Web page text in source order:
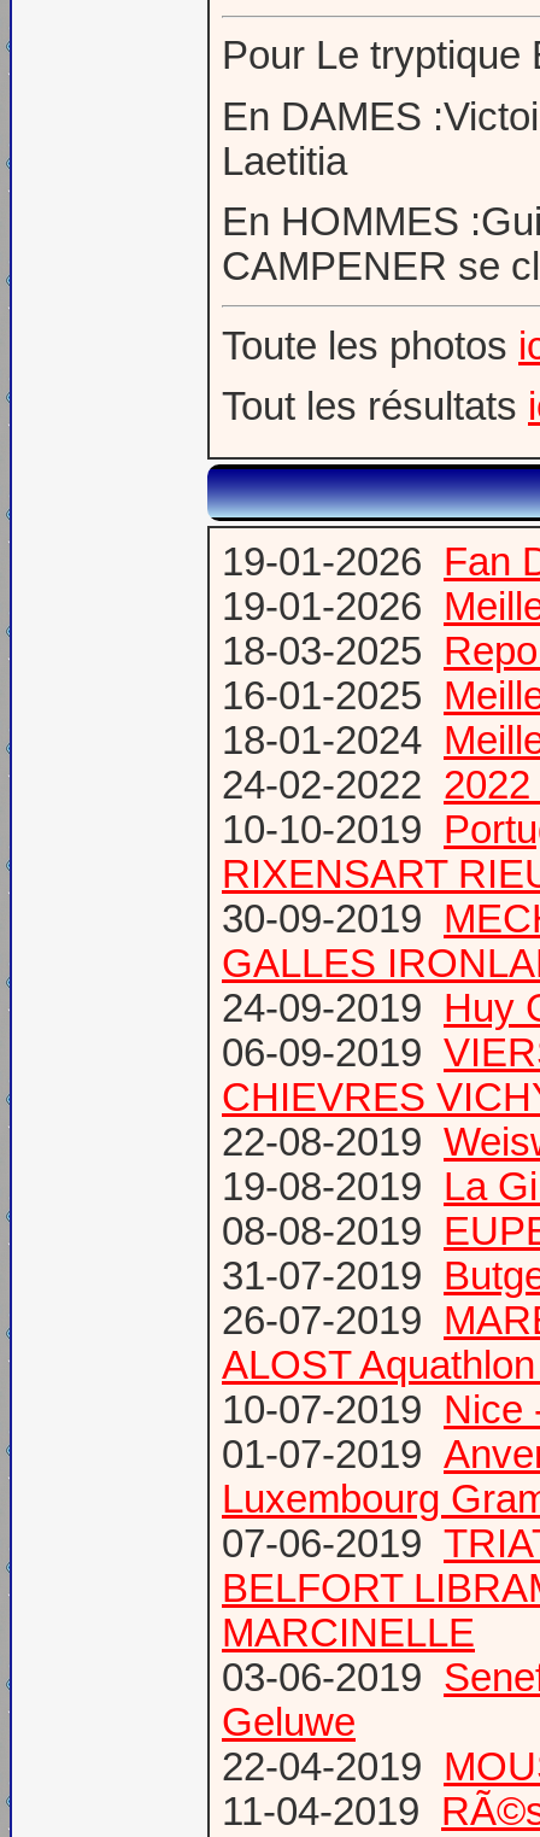
Pour Le tryptique
En DAMES
Laetitia
En HOMMES
CAMPENER se
Toute les photos
Tout les résultats
19-01-2026 Fan
19-01-2026
18-03-2025
16-01-2025
18-01-2024
24-02-2022
10-10-2019
RIXENSART
30-09-2019
GALLES
24-09-2019 Huy
06-09-2019
CHIEVRES
22-08-2019
19-08-2019 La
08-08-2019
31-07-2019
26-07-2019
ALOST
10-07-2019 Nice
01-07-2019
Luxembourg
07-06-2019
BELFORT
MARCINELLE
03-06-2019
Geluwe
22-04-2019
11-04-2019